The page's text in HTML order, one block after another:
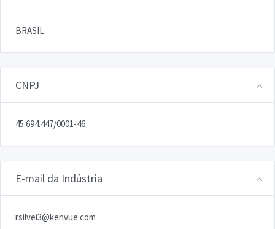
BRASIL
CNPJ
45.694.447/0001-46
E-mail da Indústria
rsilvei3@kenvue.com